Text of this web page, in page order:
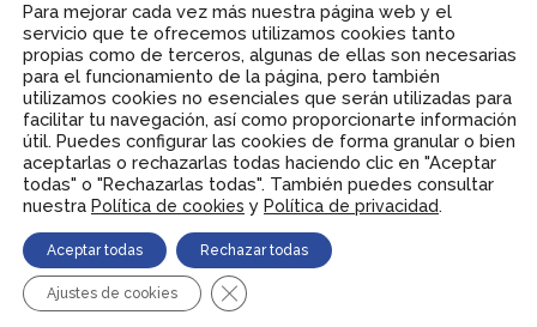
Política de cookies
Para mejorar cada vez más nuestra página web y el
servicio que te ofrecemos utilizamos cookies tanto
propias como de terceros, algunas de ellas son necesarias
para el funcionamiento de la página, pero también
utilizamos cookies no esenciales que serán utilizadas para
facilitar tu navegación, así como proporcionarte información
útil. Puedes configurar las cookies de forma granular o bien
aceptarlas o rechazarlas todas haciendo clic en "Aceptar
todas" o "Rechazarlas todas". También puedes consultar
nuestra Política de cookies y Política de privacidad.
Aceptar todas Rechazar todas
Ajustes de cookies CERRAR EL BANNER DE COOKIES
HORARIOS:
LUNES A VIERNES: 8:30h - 11h